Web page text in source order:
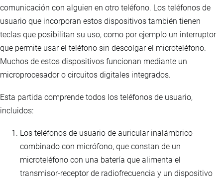
comunicación con alguien en otro teléfono. Los teléfonos de
usuario que incorporan estos dispositivos también tienen
teclas que posibilitan su uso, como por ejemplo un interruptor
que permite usar el teléfono sin descolgar el microteléfono.
Muchos de estos dispositivos funcionan mediante un
microprocesador o circuitos digitales integrados.
Esta partida comprende todos los teléfonos de usuario,
incluidos:
Los teléfonos de usuario de auricular inalámbrico
combinado con micrófono, que constan de un
microteléfono con una batería que alimenta el
transmisor-receptor de radiofrecuencia y un dispositivo